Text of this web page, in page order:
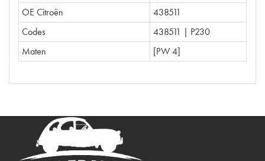
OE Citroën
438511
Codes
438511 | P230
Maten
[PW 4]